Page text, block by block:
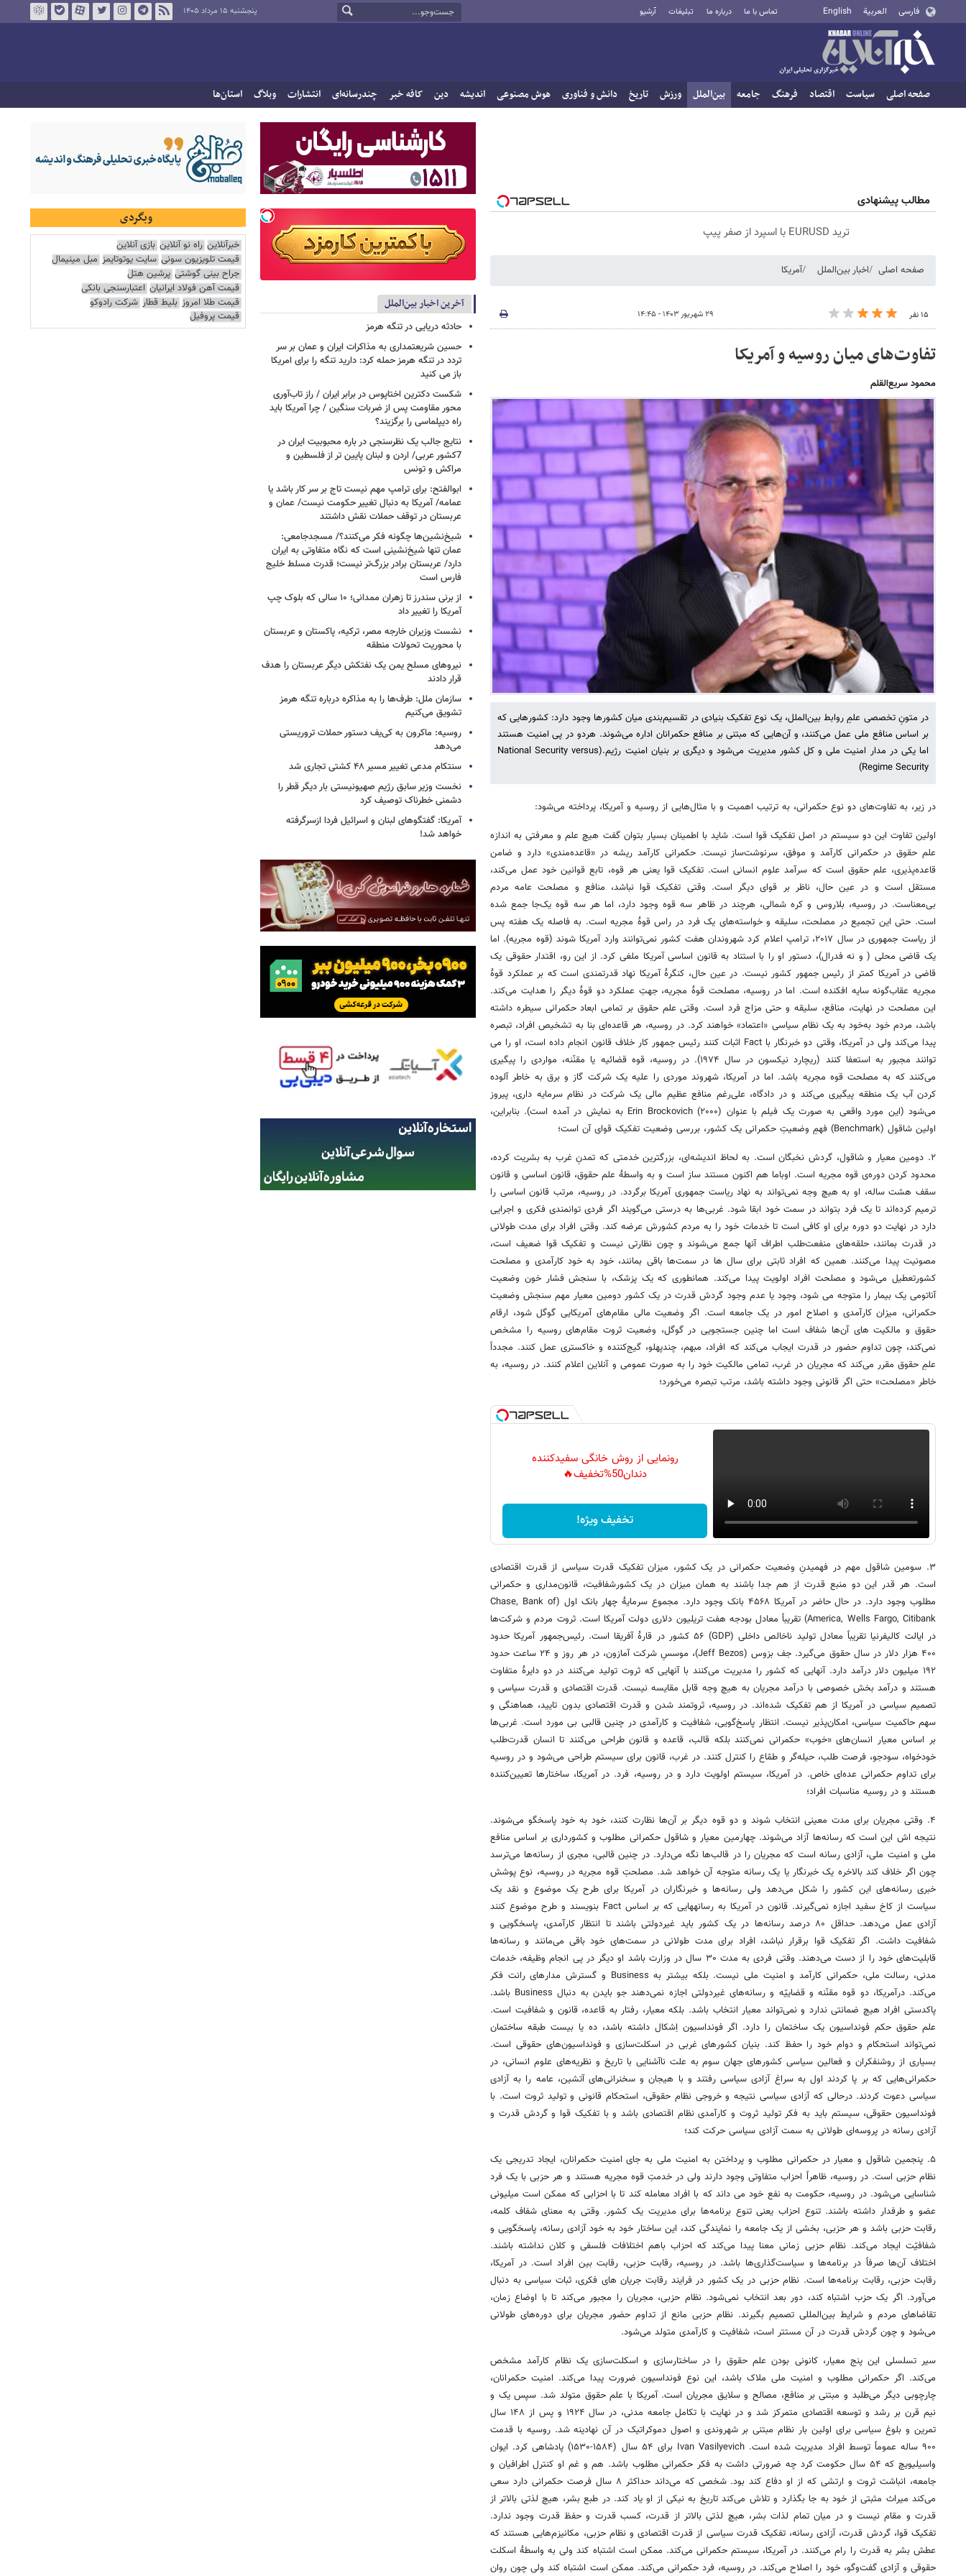
فارسی العربية English تماس با ما درباره ما تبلیغات آرشیو پنجشنبه ۱۵ مرداد ۱۴۰۵
صفحه اصلی سیاست اقتصاد فرهنگ جامعه بین‌الملل ورزش تاریخ دانش و فناوری هوش مصنوعی اندیشه دین کافه خبر چندرسانه‌ای انتشارات وبلاگ استان‌ها
مطالب پیشنهادی
ترید EURUSD با اسپرد از صفر پیپ
صفحه اصلی اخبار بین‌الملل آمریکا
۱۵ نفر ۲۹ شهریور ۱۴۰۳ - ۱۴:۴۵
تفاوت‌های میان روسیه و آمریکا
محمود سریع‌القلم
در متونِ تخصصی علمِ روابط بین‌الملل، یک نوع تفکیک بنیادی در تقسیم‌بندی میان کشورها وجود دارد: کشورهایی که
بر اساس منافع ملی عمل می‌کنند، و آن‌هایی که مبتنی بر منافع حکمرانان اداره می‌شوند. هردو در پی امنیت هستند
اما یکی در مدار امنیت ملی و کل کشور مدیریت می‌شود و دیگری بر بنیان امنیت رژیم.(National Security versus
Regime Security)
در زیر، به تفاوت‌های دو نوع حکمرانی، به ترتیب اهمیت و با مثال‌هایی از روسیه و آمریکا، پرداخته می‌شود:
اولین تفاوت این دو سیستم در اصل تفکیک قوا است. شاید با اطمینان بسیار بتوان گفت هیچ علم و معرفتی به اندازه
علم حقوق در حکمرانی کارآمد و موفق، سرنوشت‌ساز نیست. حکمرانی کارآمد ریشه در «قاعده‌مندی» دارد و ضامن
قاعده‌پذیری، علم حقوق است که سرآمد علوم انسانی است. تفکیک قوا یعنی هر قوه، تابع قوانین خود عمل می‌کند،
مستقل است و در عین حال، ناظر بر قوای دیگر است. وقتی تفکیک قوا نباشد، منافع و مصلحت عامه مردم
بی‌معناست. در روسیه، بلاروس و کره شمالی، هرچند در ظاهر سه قوه وجود دارد، اما هر سه قوه یک‌جا جمع شده
است. حتی این تجمیع در مصلحت، سلیقه و خواسته‌های یک فرد در راس قوۀ مجریه است. به فاصله یک هفته پس
از ریاست جمهوری در سال ۲۰۱۷، ترامپ اعلام کرد شهروندان هفت کشور نمی‌توانند وارد آمریکا شوند (قوه مجریه). اما
یک قاضی محلی ( و نه فدرال)، دستور او را با استناد به قانون اساسی آمریکا ملغی کرد. از این رو، اقتدار حقوقی یک
قاضی در آمریکا کمتر از رئیس جمهور کشور نیست. در عین حال، کنگرۀ آمریکا نهاد قدرتمندی است که بر عملکرد قوۀ
مجریه عقاب‌گونه سایه افکنده است. اما در روسیه، مصلحت قوۀ مجریه، جهتِ عملکرد دو قوۀ دیگر را هدایت می‌کند.
این مصلحت در نهایت، منافع، سلیقه و حتی مزاج فرد است. وقتی علم حقوق بر تمامی ابعاد حکمرانی سیطره داشته
باشد، مردم خود به‌خود به یک نظام سیاسی «اعتماد» خواهند کرد. در روسیه، هر قاعده‌ای بنا به تشخیص افراد، تبصره
پیدا می‌کند ولی در آمریکا، وقتی دو خبرنگار با Fact اثبات کنند رئیس جمهور کار خلاف قانون انجام داده است، او را می
توانند مجبور به استعفا کنند (ریچارد نیکسون در سال ۱۹۷۴). در روسیه، قوه قضائیه یا مقنّنه، مواردی را پیگیری
می‌کنند که به مصلحت قوه مجریه باشد. اما در آمریکا، شهروند موردی را علیه یک شرکت گاز و برق به خاطر آلوده
کردن آب یک منطقه پیگیری می‌کند و در دادگاه، علی‌رغم منافع عظیم مالی یک شرکت در نظام سرمایه داری، پیروز
می‌شود (این مورد واقعی به صورت یک فیلم با عنوان Erin Brockovich (۲۰۰۰) به نمایش در آمده است). بنابراین،
اولین شاقول (Benchmark) فهمِ وضعیتِ حکمرانی یک کشور، بررسی وضعیت تفکیک قوای آن است؛
۲. دومین معیار و شاقول، گردش نخبگان است. به لحاظ اندیشه‌ای، بزرگترین خدمتی که تمدنِ غرب به بشریت کرده،
محدود کردن دوره‌ی قوه مجریه است. اوباما هم اکنون مستند ساز است و به واسطۀ علم حقوق، قانون اساسی و قانون
سقف هشت ساله، او به هیچ وجه نمی‌تواند به نهاد ریاست جمهوری آمریکا برگردد. در روسیه، مرتب قانون اساسی را
ترمیم کرده‌اند تا یک فرد بتواند در سمت خود ابقا شود. غربی‌ها به درستی می‌گویند اگر فردی توانمندی فکری و اجرایی
دارد در نهایت دو دوره برای او کافی است تا خدمات خود را به مردم کشورش عرضه کند. وقتی افراد برای مدت طولانی
در قدرت بمانند، حلقه‌های منفعت‌طلب اطراف آنها جمع می‌شوند و چون نظارتی نیست و تفکیک قوا ضعیف است،
مصونیت پیدا می‌کنند. همین که افراد ثابتی برای سال ها در سمت‌ها باقی بمانند، خود به خود کارآمدی و مصلحت
کشورتعطیل می‌شود و مصلحت افراد اولویت پیدا می‌کند. همانطوری که یک پزشک، با سنجش فشار خون وضعیت
آناتومی یک بیمار را متوجه می شود، وجود یا عدم وجود گردش قدرت در یک کشور دومین معیار مهم سنجش وضعیت
حکمرانی، میزان کارآمدی و اصلاح امور در یک جامعه است. اگر وضعیت مالی مقام‌های آمریکایی گوگل شود، ارقام
حقوق و مالکیت های آن‌ها شفاف است اما چنین جستجویی در گوگل، وضعیت ثروت مقام‌های روسیه را مشخص
نمی‌کند، چون تداوم حضور در قدرت ایجاب می‌کند که افراد، مبهم، چندپهلو، گیج‌کننده و خاکستری عمل کنند. مجدداً
علمِ حقوق مقرر می‌کند که مجریان در غرب، تمامی مالکیت خود را به صورت عمومی و آنلاین اعلام کنند. در روسیه، به
خاطر «مصلحت» حتی اگر قانونی وجود داشته باشد، مرتب تبصره می‌خورد؛
رونمایی از روش خانگی سفیدکننده
دندان50%تخفیف🔥
تخفیف ویژه!
۳. سومین شاقول مهم در فهمیدنِ وضعیت حکمرانی در یک کشور، میزان تفکیک قدرت سیاسی از قدرت اقتصادی
است. هر قدر این دو منبع قدرت از هم جدا باشند به همان میزان در یک کشورشفافیت، قانون‌مداری و حکمرانی
مطلوب وجود دارد. در حال حاضر در آمریکا ۴۵۶۸ بانک وجود دارد. مجموع سرمایۀ چهار بانک اول (Chase, Bank of
America, Wells Fargo, Citibank) تقریباً معادل بودجه هفت تریلیون دلاری دولت آمریکا است. ثروت مردم و شرکت‌ها
در ایالت کالیفرنیا تقریباً معادل تولید ناخالص داخلی (GDP) ۵۶ کشور در قارۀ آفریقا است. رئیس‌جمهور آمریکا حدود
۴۰۰ هزار دلار در سال حقوق می‌گیرد. جف بزوس (Jeff Bezos)، موسسِ شرکت آمازون، در هر روز و ۲۴ ساعت حدود
۱۹۲ میلیون دلار درآمد دارد. آنهایی که کشور را مدیریت می‌کنند با آنهایی که ثروت تولید می‌کنند در دو دایرۀ متفاوت
هستند و درآمد بخش خصوصی با درآمد مجریان به هیچ وجه قابل مقایسه نیست. قدرت اقتصادی و قدرت سیاسی و
تصمیم سیاسی در آمریکا از هم تفکیک شده‌اند. در روسیه، ثروتمند شدن و قدرت اقتصادی بدون تایید، هماهنگی و
سهم حاکمیت سیاسی، امکان‌پذیر نیست. انتظار پاسخ‌گویی، شفافیت و کارآمدی در چنین قالبی بی مورد است. غربی‌ها
بر اساس معیار انسان‌های «خوب» حکمرانی نمی‌کنند بلکه قالب، قاعده و قانون طراحی می‌کنند تا انسان قدرت‌طلب
خودخواه، سودجو، فرصت طلب، حیله‌گر و طمّاع را کنترل کنند. در غرب، قانون برای سیستم طراحی می‌شود و در روسیه
برای تداوم حکمرانی عده‌ای خاص. در آمریکا، سیستم اولویت دارد و در روسیه، فرد. در آمریکا، ساختارها تعیین‌کننده
هستند و در روسیه مناسبات افراد؛
۴. وقتی مجریان برای مدت معینی انتخاب شوند و دو قوه دیگر بر آن‌ها نظارت کنند، خود به خود پاسخگو می‌شوند.
نتیجه اش این است که رسانه‌ها آزاد می‌شوند. چهارمین معیار و شاقول حکمرانی مطلوب و کشورداری بر اساس منافع
ملی و امنیت ملی، آزادی رسانه است که مجریان را در قالب‌ها نگه می‌دارد. در چنین قالبی، مجری از رسانه‌ها می‌ترسد
چون اگر خلاف کند بالاخره یک خبرنگار یا یک رسانه متوجه آن خواهد شد. مصلحتِ قوه مجریه در روسیه، نوع پوشش
خبری رسانه‌های این کشور را شکل می‌دهد ولی رسانه‌ها و خبرنگاران در آمریکا برای طرح یک موضوع و نقد یک
سیاست از کاخ سفید اجازه نمی‌گیرند. قانون در آمریکا به رسانههایی که بر اساس Fact بنویسند و طرح موضوع کنند
آزادی عمل می‌دهد. حداقل ۸۰ درصد رسانه‌ها در یک کشور باید غیردولتی باشند تا انتظار کارآمدی، پاسخگویی و
شفافیت داشت. اگر تفکیک قوا برقرار نباشد، افراد برای مدت طولانی در سمت‌های خود باقی می‌مانند و رسانه‌ها
قابلیت‌های خود را از دست می‌دهند. وقتی فردی به مدت ۳۰ سال در وزارت باشد او دیگر در پی انجام وظیفه، خدمات
مدنی، رسالت ملی، حکمرانی کارآمد و امنیت ملی نیست. بلکه بیشتر به Business و گسترش مدارهای رانت فکر
می‌کند. درآمریکا، دو قوه مقنّنه و قضاییّه و رسانه‌های غیردولتی اجازه نمی‌دهند جو بایدن به دنبال Business باشد.
پاکدستی افراد هیچ ضمانتی ندارد و نمی‌تواند معیار انتخاب باشد. بلکه معیار، رفتار به قاعده، قانون و شفافیت است.
علم حقوق حکم فونداسیون یک ساختمان را دارد. اگر فونداسیون اِشکال داشته باشد، ده یا بیست طبقه ساختمان
نمی‌تواند استحکام و دوام خود را حفظ کند. بنیان کشورهای غربی در اسکلت‌سازی و فونداسیون‌های حقوقی است.
بسیاری از روشنفکران و فعالین سیاسی کشورهای جهان سوم به علت ناآشنایی با تاریخ و نظریه‌های علوم انسانی، در
حکمرانی‌هایی که بر پا کردند اول به سراغ آزادی سیاسی رفتند و با هیجان و سخنرانی‌های آتشین، عامه را به آزادی
سیاسی دعوت کردند. درحالی که آزادی سیاسی نتیجه و خروجی نظام حقوقی، استحکام قانونی و تولید ثروت است. با
فونداسیون حقوقی، سیستم باید به فکر تولید ثروت و کارآمدی نظام اقتصادی باشد و با تفکیک قوا و گردش قدرت و
آزادی رسانه در پروسه‌ای طولانی به سمت آزادی سیاسی حرکت کند؛
۵. پنجمین شاقول و معیار در حکمرانی مطلوب و پرداختن به امنیت ملی به جای امنیت حکمرانان، ایجاد تدریجی یک
نظام حزبی است. در روسیه، ظاهراً احزاب متفاوتی وجود دارند ولی در خدمتِ قوه مجریه هستند و هر حزبی با یک فرد
شناسایی می‌شود. در روسیه، حکومت به نفع خود می داند که با افراد معامله کند تا با احزابی که ممکن است میلیونی
عضو و طرفدار داشته باشند. تنوع احزاب یعنی تنوع برنامه‌ها برای مدیریت یک کشور. وقتی به معنای شفاف کلمه،
رقابت حزبی باشد و هر حزبی، بخشی از یک جامعه را نمایندگی کند، این ساختار خود به خود آزادی رسانه، پاسخگویی و
شفافیّت ایجاد می‌کند. نظام حزبی زمانی معنا پیدا می‌کند که احزاب باهم اختلافات فلسفی و کلان نداشته باشند.
اختلاف آن‌ها صرفاً در برنامه‌ها و سیاست‌گذاری‌ها باشد. در روسیه، رقابت حزبی، رقابت بین افراد است. در آمریکا،
رقابت حزبی، رقابت برنامه‌ها است. نظام حزبی در یک کشور در فرایند رقابت جریان های فکری، ثبات سیاسی به دنبال
می‌آورد. اگر یک حزب اشتباه کند، دور بعد انتخاب نمی‌شود. نظام حزبی، مجریان را مجبور می‌کند تا با اوضاع زمان،
تقاضاهای مردم و شرایط بین‌المللی تصمیم بگیرند. نظام حزبی مانع از تداوم حضور مجریان برای دوره‌های طولانی
می‌شود و چون گردش قدرت در آن مستتر است، شفافیت و کارآمدی متولد می‌شود.
سیر تسلسلی این پنج معیار، کانونی بودن علم حقوق را در ساختارسازی و اسکلت‌سازی یک نظام کارآمد مشخص
می‌کند. اگر حکمرانی مطلوب و امنیت ملی ملاک باشد، این نوع فونداسیون ضرورت پیدا می‌کند. امنیت حکمرانان،
چارچوبی دیگر می‌طلبد و مبتنی بر منافع، مصالح و سلایق مجریان است. آمریکا با علم حقوق متولد شد. سپس یک و
نیم قرن بر رشد و توسعه اقتصادی متمرکز شد و در نهایت با تکامل جامعه مدنی، در سال ۱۹۲۴ و پس از ۱۴۸ سال
تمرین و بلوغ سیاسی برای اولین بار نظام مبتنی بر شهروندی و اصول دموکراتیک در آن نهادینه شد. روسیه با قدمت
۹۰۰ ساله عموماً توسط افراد مدیریت شده است. Ivan Vasilyevich برای ۵۴ سال (۱۵۸۴-۱۵۳۰) پادشاهی کرد. ایوان
واسیلیویچ که ۵۴ سال حکومت کرد چه ضرورتی داشت به فکر حکمرانی مطلوب باشد. هم و غم او کنترل اطرافیان و
جامعه، انباشت ثروت و ارتشی که از او دفاع کند بود. شخصی که می‌داند حداکثر ۸ سال فرصت حکمرانی دارد سعی
می‌کند میراث مثبتی از خود به جا بگذارد و تلاش می‌کند تاریخ به نیکی از او یاد کند. در طبع بشر، هیچ لذتی بالاتر از
قدرت و مقام نیست و در میان تمام لذات بشر، هیچ لذتی بالاتر از قدرت، کسب قدرت و حفظ قدرت وجود ندارد.
تفکیک قوا، گردش قدرت، آزادی رسانه، تفکیک قدرت سیاسی از قدرت اقتصادی و نظام حزبی، مکانیزم‌هایی هستند که
عطش بشر به قدرت را رام می‌کنند. در آمریکا، سیستم حکمرانی می‌کند. ممکن است اشتباه کند ولی به واسطۀ اسکلت
حقوقی و آزادی گفت‌وگو، خود را اصلاح می‌کند. در روسیه، فرد حکمرانی می‌کند. ممکن است اشتباه کند ولی چون روان
آخرین اخبار بین‌الملل
حادثه دریایی در تنگه هرمز
حسین شریعتمداری به مذاکرات ایران و عمان بر سر
تردد در تنگه هرمز حمله کرد: دارید تنگه را برای امریکا
باز می کنید
شکست دکترین اختاپوس در برابر ایران / راز تاب‌آوری
محور مقاومت پس از ضربات سنگین / چرا آمریکا باید
راه دیپلماسی را برگزیند؟
نتایج جالب یک نظرسنجی در باره محبوبیت ایران در
7کشور عربی/ اردن و لبنان پایین تر از فلسطین و
مراکش و تونس
ابوالفتح: برای ترامپ مهم نیست تاج بر سر کار باشد یا
عمامه/ آمریکا به دنبال تغییر حکومت نیست/ عمان و
عربستان در توقف حملات نقش داشتند
شیخ‌نشین‌ها چگونه فکر می‌کنند؟/ مسجدجامعی:
عمان تنها شیخ‌نشینی است که نگاه متفاوتی به ایران
دارد/ عربستان برادر بزرگ‌تر نیست؛ قدرت مسلط خلیج
فارس است
از برنی سندرز تا زهران ممدانی؛ ۱۰ سالی که بلوک چپ
آمریکا را تغییر داد
نشست وزیران خارجه مصر، ترکیه، پاکستان و عربستان
با محوریت تحولات منطقه
نیروهای مسلح یمن یک نفتکش دیگر عربستان را هدف
قرار دادند
سازمان ملل: طرف‌ها را به مذاکره درباره تنگه هرمز
تشویق می‌کنیم
روسیه: ماکرون به کی‌یف دستور حملات تروریستی
می‌دهد
سنتکام مدعی تغییر مسیر ۴۸ کشتی تجاری شد
نخست وزیر سابق رژیم صهیونیستی بار دیگر قطر را
دشمنی خطرناک توصیف کرد
آمریکا: گفتگوهای لبنان و اسرائیل فردا ازسرگرفته
خواهد شد!
وبگردی
خبرآنلاین راه نو آنلاین بازی آنلاین
قیمت تلویزیون سونی سایت یوتوتایمز مبل مینیمال
جراح بینی گوشتی پرشین هتل
قیمت آهن فولاد ایرانیان اعتبارسنجی بانکی
قیمت طلا امروز بلیط قطار شرکت رادوکو
قیمت پروفیل